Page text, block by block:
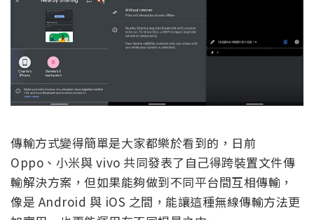
傳輸方式變得簡單是大家都樂於看到的，日前
Oppo、小米與 vivo 共同發表了自己得跨裝置文件傳
輸解決方案，但如果能夠做到不同平台間互相傳輸，
像是 Android 與 iOS 之間，能讓這種無線傳輸方法更